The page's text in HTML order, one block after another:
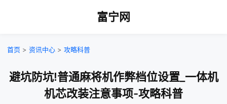
富宁网
首页 > 资讯中心 > 攻略科普
避坑防坑!普通麻将机作弊档位设置_一体机
机芯改装注意事项-攻略科普